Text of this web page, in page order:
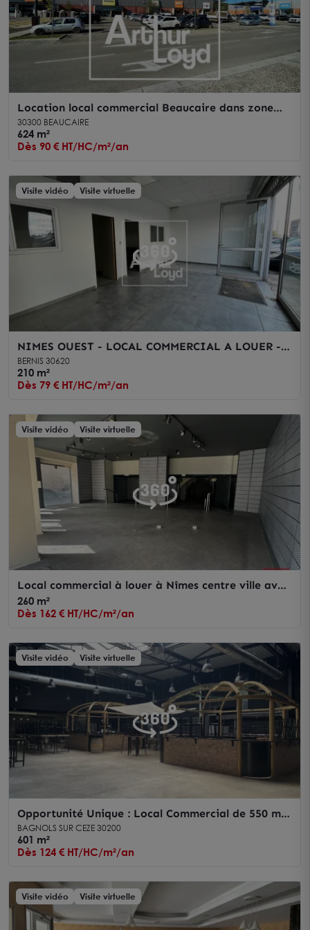
Location local commercial Beaucaire dans zone
dynamique à fort passage
30300 BEAUCAIRE
624 m²
Dès 90 € HT/HC/m²/an
Visite vidéo Visite virtuelle
NIMES OUEST - LOCAL COMMERCIAL A LOUER -
BERNIS
BERNIS 30620
210 m²
Dès 79 € HT/HC/m²/an
Visite vidéo Visite virtuelle
Local commercial à louer à Nîmes centre ville avec
vitrine d angle
260 m²
Dès 162 € HT/HC/m²/an
Visite vidéo Visite virtuelle
Opportunité Unique : Local Commercial de 550 m²
avec Terrasse en plein coeur de Bagnols-sur-Cèze
BAGNOLS SUR CEZE 30200
601 m²
Dès 124 € HT/HC/m²/an
Visite vidéo Visite virtuelle